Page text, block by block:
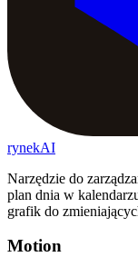
rynekAI
Narzędzie do
plan dnia w
grafik do
Motion